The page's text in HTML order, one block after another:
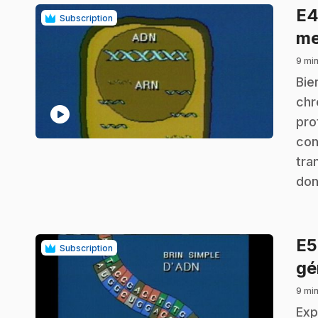
Subscription
play_circle
E4
9
.
Subscription E5
9
.